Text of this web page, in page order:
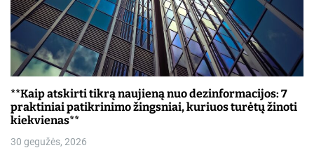
į
r
a
š
ų
**Kaip atskirti tikrą naujieną nuo dezinformacijos: 7
praktiniai patikrinimo žingsniai, kuriuos turėtų žinoti
kiekvienas**
30 gegužės, 2026